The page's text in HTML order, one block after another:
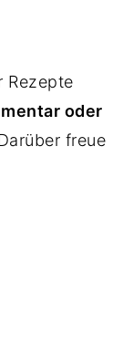
Rezepte
oder
freue